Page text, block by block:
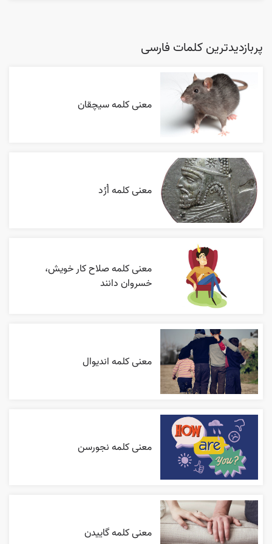
پربازدیدترین کلمات فارسی
معنی کلمه سیچقان
معنی کلمه اُرُد
معنی کلمه صلاح کار خویش،
خسروان دانند
معنی کلمه اندیوال
معنی کلمه نجورسن
معنی کلمه گاییدن